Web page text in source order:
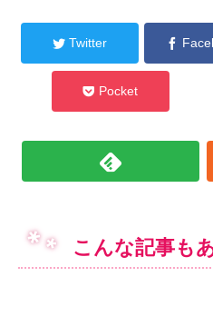
Twitter
Pocket
こんな記事も